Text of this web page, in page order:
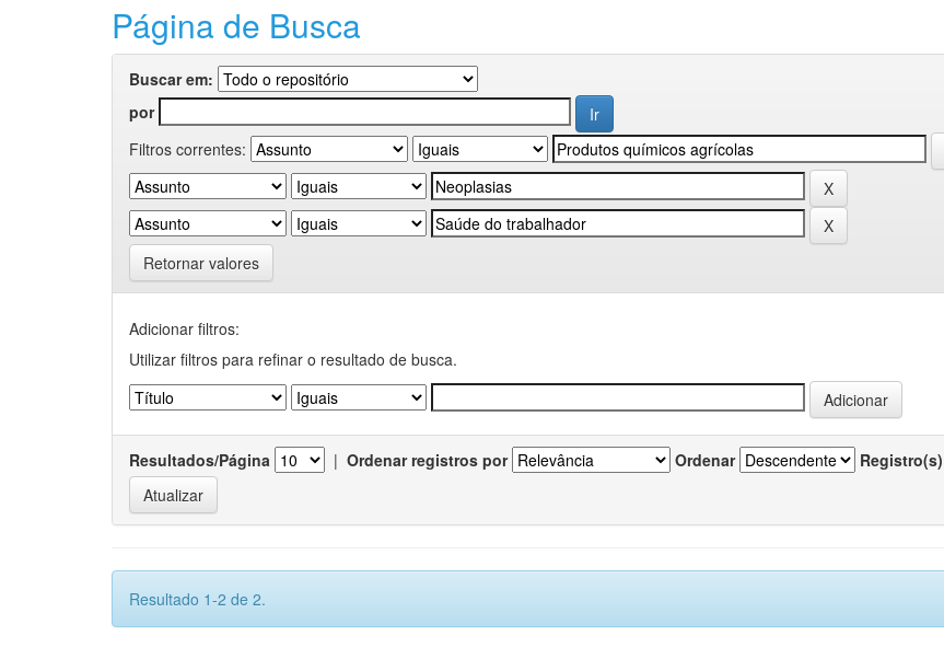
Página de Busca
Buscar em:
por
Filtros correntes:
Retornar valores
Adicionar filtros:
Utilizar filtros para refinar o resultado de busca.
Resultados/Página | Ordenar registros por Ordenar Registro(s)
Resultado 1-2 de 2.